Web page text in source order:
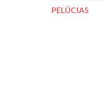
PELÚCIAS